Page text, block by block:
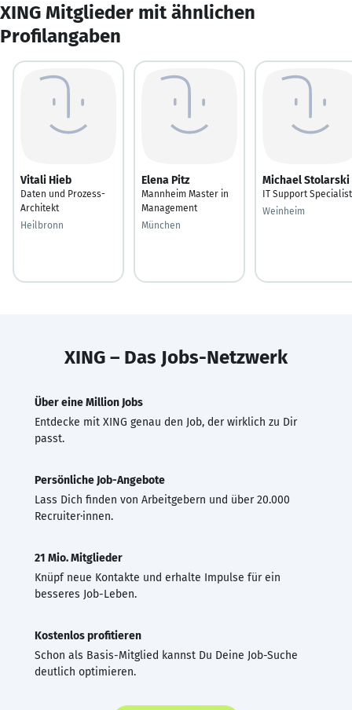
XING Mitglieder mit ähnlichen
Profilangaben
Vitali Hieb
Daten und Prozess-
Architekt
Heilbronn
Elena Pitz
Mannheim Master in
Management
München
Michael Stolarski
IT Support Specialist
Weinheim
XING – Das Jobs-Netzwerk
Über eine Million Jobs
Entdecke mit XING genau den Job, der wirklich zu Dir
passt.
Persönliche Job-Angebote
Lass Dich finden von Arbeitgebern und über 20.000
Recruiter·innen.
21 Mio. Mitglieder
Knüpf neue Kontakte und erhalte Impulse für ein
besseres Job-Leben.
Kostenlos profitieren
Schon als Basis-Mitglied kannst Du Deine Job-Suche
deutlich optimieren.